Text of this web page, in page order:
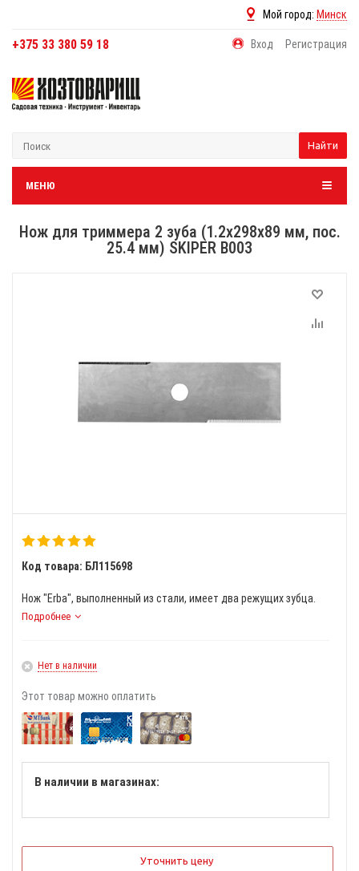
Мой город: Минск
+375 33 380 59 18 Вход Регистрация
Найти
МЕНЮ
Нож для триммера 2 зуба (1.2х298х89 мм, пос.
25.4 мм) SKIPER B003
Код товара: БЛ115698
Нож "Erba", выполненный из стали, имеет два режущих зубца.
Подробнее
Нет в наличии
Этот товар можно оплатить
В наличии в магазинах:
Уточнить цену